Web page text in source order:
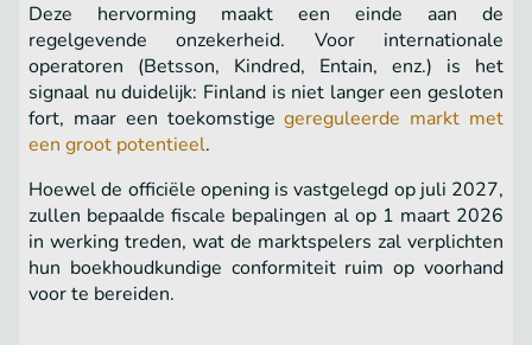
Deze hervorming maakt een einde aan de
regelgevende onzekerheid. Voor internationale
operatoren (Betsson, Kindred, Entain, enz.) is het
signaal nu duidelijk: Finland is niet langer een gesloten
fort, maar een toekomstigegereguleerde markt met
een groot potentieel.
Hoewel de officiële opening is vastgelegd op juli 2027,
zullen bepaalde fiscale bepalingen al op 1 maart 2026
in werking treden, wat de marktspelers zal verplichten
hun boekhoudkundige conformiteit ruim op voorhand
voor te bereiden.